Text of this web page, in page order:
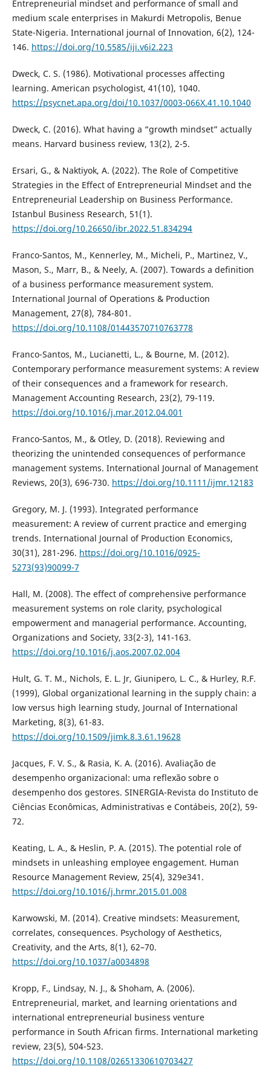
Entrepreneurial mindset and performance of small and
medium scale enterprises in Makurdi Metropolis, Benue
State-Nigeria. International journal of Innovation, 6(2), 124-
146. https://doi.org/10.5585/iji.v6i2.223
Dweck, C. S. (1986). Motivational processes affecting
learning. American psychologist, 41(10), 1040.
https://psycnet.apa.org/doi/10.1037/0003-066X.41.10.1040
Dweck, C. (2016). What having a “growth mindset” actually
means. Harvard business review, 13(2), 2-5.
Ersari, G., & Naktiyok, A. (2022). The Role of Competitive
Strategies in the Effect of Entrepreneurial Mindset and the
Entrepreneurial Leadership on Business Performance.
Istanbul Business Research, 51(1).
https://doi.org/10.26650/ibr.2022.51.834294
Franco-Santos, M., Kennerley, M., Micheli, P., Martinez, V.,
Mason, S., Marr, B., & Neely, A. (2007). Towards a definition
of a business performance measurement system.
International Journal of Operations & Production
Management, 27(8), 784-801.
https://doi.org/10.1108/01443570710763778
Franco-Santos, M., Lucianetti, L., & Bourne, M. (2012).
Contemporary performance measurement systems: A review
of their consequences and a framework for research.
Management Accounting Research, 23(2), 79-119.
https://doi.org/10.1016/j.mar.2012.04.001
Franco‐Santos, M., & Otley, D. (2018). Reviewing and
theorizing the unintended consequences of performance
management systems. International Journal of Management
Reviews, 20(3), 696-730. https://doi.org/10.1111/ijmr.12183
Gregory, M. J. (1993). Integrated performance
measurement: A review of current practice and emerging
trends. International Journal of Production Economics,
30(31), 281-296. https://doi.org/10.1016/0925-
5273(93)90099-7
Hall, M. (2008). The effect of comprehensive performance
measurement systems on role clarity, psychological
empowerment and managerial performance. Accounting,
Organizations and Society, 33(2-3), 141-163.
https://doi.org/10.1016/j.aos.2007.02.004
Hult, G. T. M., Nichols, E. L. Jr, Giunipero, L. C., & Hurley, R.F.
(1999), Global organizational learning in the supply chain: a
low versus high learning study, Journal of International
Marketing, 8(3), 61-83.
https://doi.org/10.1509/jimk.8.3.61.19628
Jacques, F. V. S., & Rasia, K. A. (2016). Avaliação de
desempenho organizacional: uma reflexão sobre o
desempenho dos gestores. SINERGIA-Revista do Instituto de
Ciências Econômicas, Administrativas e Contábeis, 20(2), 59-
72.
Keating, L. A., & Heslin, P. A. (2015). The potential role of
mindsets in unleashing employee engagement. Human
Resource Management Review, 25(4), 329e341.
https://doi.org/10.1016/j.hrmr.2015.01.008
Karwowski, M. (2014). Creative mindsets: Measurement,
correlates, consequences. Psychology of Aesthetics,
Creativity, and the Arts, 8(1), 62–70.
https://doi.org/10.1037/a0034898
Kropp, F., Lindsay, N. J., & Shoham, A. (2006).
Entrepreneurial, market, and learning orientations and
international entrepreneurial business venture
performance in South African firms. International marketing
review, 23(5), 504-523.
https://doi.org/10.1108/02651330610703427